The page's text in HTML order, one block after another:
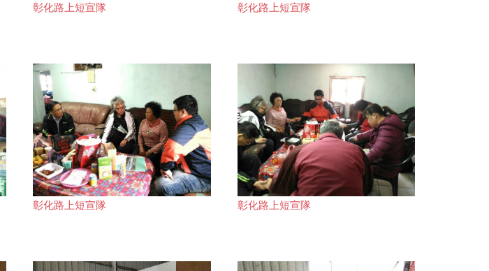
彰化路上短宣隊 彰化路上短宣隊
彰化路上短宣隊 彰化路上短宣隊